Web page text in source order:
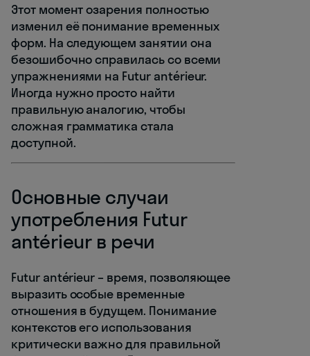
Этот момент озарения полностью
изменил её понимание временных
форм. На следующем занятии она
безошибочно справилась со всеми
упражнениями на Futur antérieur.
Иногда нужно просто найти
правильную аналогию, чтобы
сложная грамматика стала
доступной.
Основные случаи
употребления Futur
antérieur в речи
Futur antérieur – время, позволяющее
выразить особые временные
отношения в будущем. Понимание
контекстов его использования
критически важно для правильной